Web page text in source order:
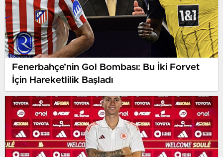
Fenerbahçe’nin Gol Bombası: Bu İki Forvet
İçin Hareketlilik Başladı